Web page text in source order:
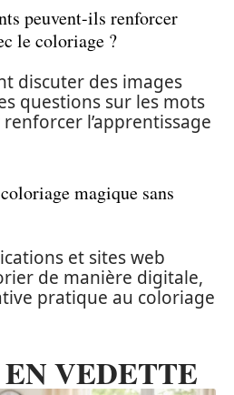
peuvent-ils renforcer
le coloriage ?
discuter des images
questions sur les mots
l’apprentissage
magique sans
et sites web
de manière digitale,
pratique au coloriage
VEDETTE